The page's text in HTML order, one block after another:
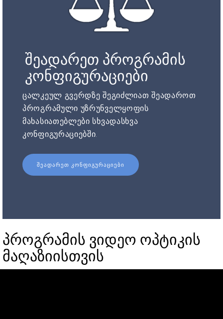
შეადარეთ პროგრამის
კონფიგურაციები
ცალკეულ გვერდზე შეგიძლიათ შეადაროთ
პროგრამული უზრუნველყოფის
მახასიათებლები სხვადასხვა
კონფიგურაციებში.
ᲨᲔᲐᲓᲐᲠᲔᲗ ᲙᲝᲜᲤᲘᲒᲣᲠᲐᲪᲘᲔᲑᲘ
პროგრამის ვიდეო ოპტიკის
მაღაზიისთვის